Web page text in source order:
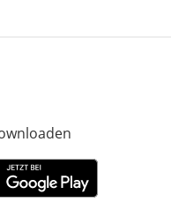
in neuem Fenster